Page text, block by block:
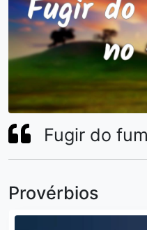
Fugir do
Provérbios